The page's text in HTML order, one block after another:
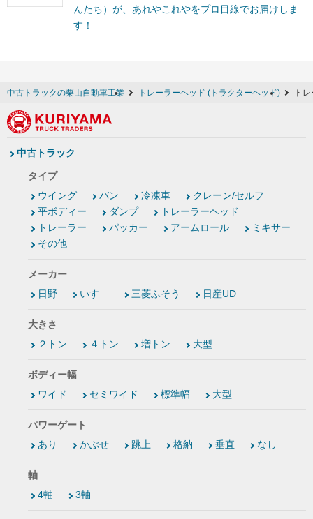
んたち）が、あれやこれやをプロ目線でお届けしま
す！
中古トラックの栗山自動車工業 トレーラーヘッド (トラクターヘッド) ト
中古トラック
タイプ
ウイング
バン 冷凍車
クレーン/セルフ
平ボディー
ダンプ
トレーラーヘッド
トレーラー
パッカー アームロール
ミキサー
その他
メーカー
日野
いすゞ 三菱ふそう 日産UD
大きさ
２トン
４トン 増トン 大型
ボディー幅
ワイド
セミワイド 標準幅 大型
パワーゲート
あり
かぶせ 跳上 格納 垂直 なし
軸
4軸
3軸